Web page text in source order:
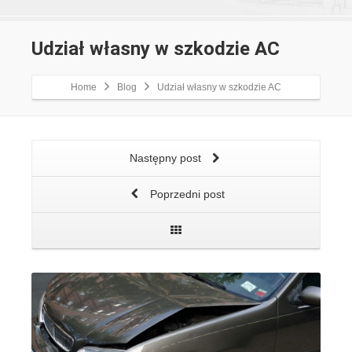
Udział własny w szkodzie AC
Home Blog Udział własny w szkodzie AC
Następny post
Poprzedni post